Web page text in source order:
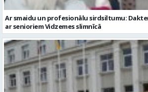
Ar smaidu un profesionālu sirdsiltumu:
ar senioriem Vidzemes slimnīcā